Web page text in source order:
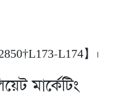
L174】।
মার্কেটিং